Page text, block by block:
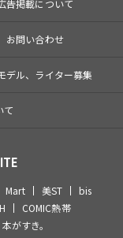
告掲載について
お問い合わせ
デル、ライター募集
て
Mart 美ST
bis
COMIC熱帯
本がすき。